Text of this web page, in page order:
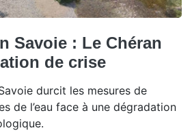
Savoie : Le Chéran
de crise
durcit les mesures de
de l’eau face à une dégradation